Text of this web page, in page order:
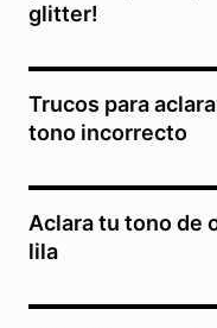
glitter!
Trucos para
tono incorrecto
Aclara tu tono de
lila